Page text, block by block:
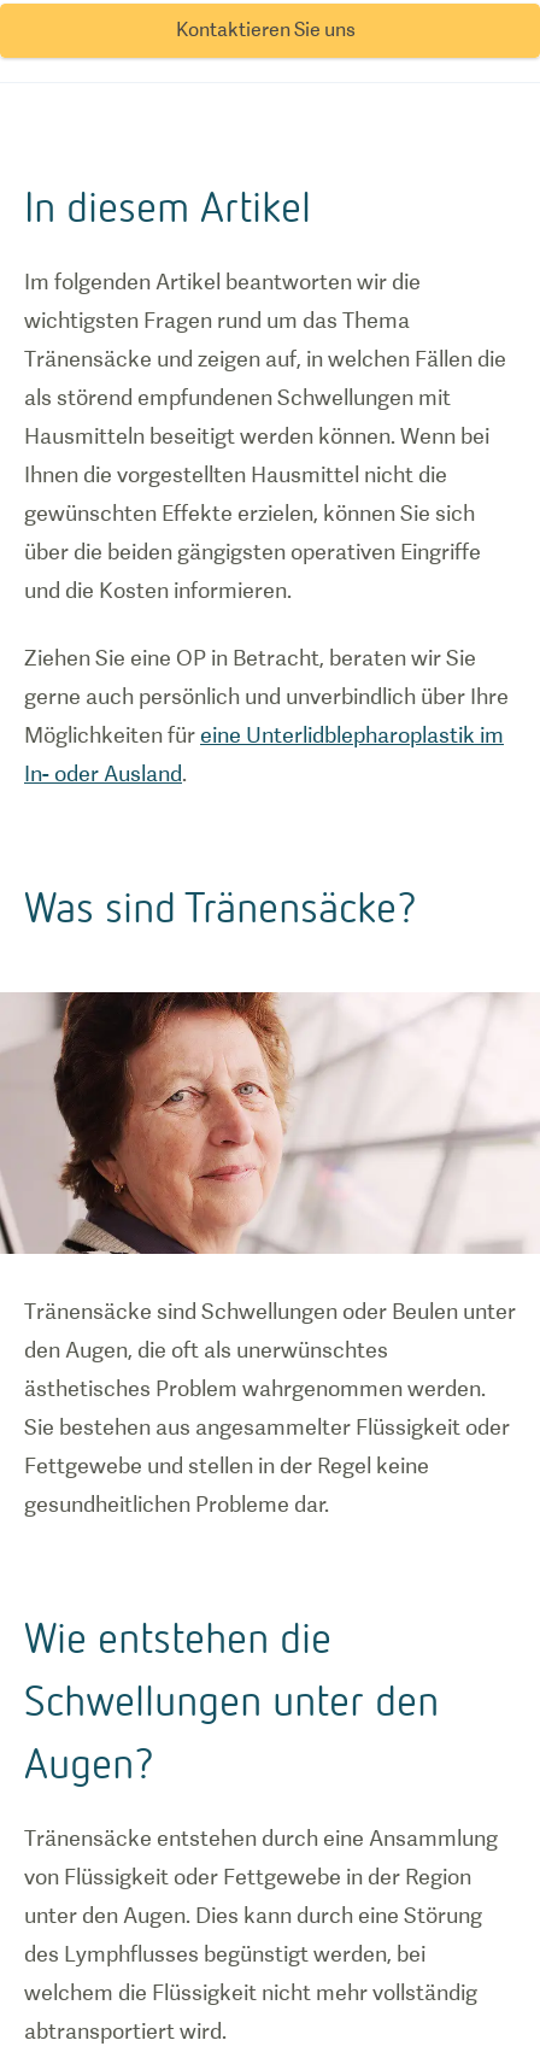
Kontaktieren Sie uns
In diesem Artikel
Im folgenden Artikel beantworten wir die
wichtigsten Fragen rund um das Thema
Tränensäcke und zeigen auf, in welchen Fällen die
als störend empfundenen Schwellungen mit
Hausmitteln beseitigt werden können. Wenn bei
Ihnen die vorgestellten Hausmittel nicht die
gewünschten Effekte erzielen, können Sie sich
über die beiden gängigsten operativen Eingriffe
und die Kosten informieren.
Ziehen Sie eine OP in Betracht, beraten wir Sie
gerne auch persönlich und unverbindlich über Ihre
Möglichkeiten füreine Unterlidblepharoplastik im
In- oder Ausland.
Was sind Tränensäcke?
Tränensäcke sind Schwellungen oder Beulen unter
den Augen, die oft als unerwünschtes
ästhetisches Problem wahrgenommen werden.
Sie bestehen aus angesammelter Flüssigkeit oder
Fettgewebe und stellen in der Regel keine
gesundheitlichen Probleme dar.
Wie entstehen die
Schwellungen unter den
Augen?
Tränensäcke entstehen durch eine Ansammlung
von Flüssigkeit oder Fettgewebe in der Region
unter den Augen. Dies kann durch eine Störung
des Lymphflusses begünstigt werden, bei
welchem die Flüssigkeit nicht mehr vollständig
abtransportiert wird.